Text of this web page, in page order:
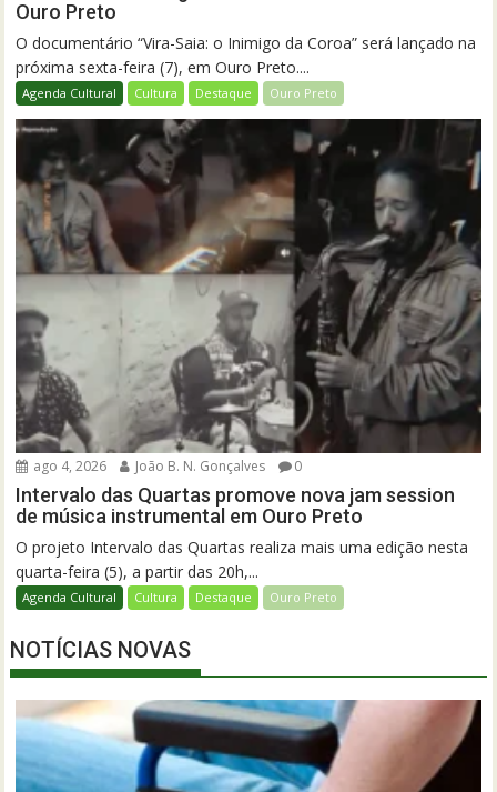
Ouro Preto
O documentário “Vira-Saia: o Inimigo da Coroa” será lançado na
próxima sexta-feira (7), em Ouro Preto....
Agenda Cultural Cultura Destaque Ouro Preto
ago 4, 2026 João B. N. Gonçalves 0
Intervalo das Quartas promove nova jam session
de música instrumental em Ouro Preto
O projeto Intervalo das Quartas realiza mais uma edição nesta
quarta-feira (5), a partir das 20h,...
Agenda Cultural Cultura Destaque Ouro Preto
NOTÍCIAS NOVAS